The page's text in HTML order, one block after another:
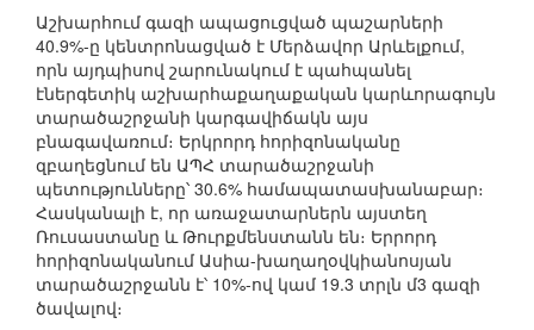
Աշխարհում գազի ապացուցված պաշարների
40.9%-ը կենտրոնացված է Մերձավոր Արևելքում,
որն այդպիսով շարունակում է պահպանել
էներգետիկ աշխարհաքաղաքական կարևորագույն
տարածաշրջանի կարգավիճակն այս
բնագավառում։ Երկրորդ հորիզոնականը
զբաղեցնում են ԱՊՀ տարածաշրջանի
պետությունները՝ 30.6% համապատասխանաբար։
Հասկանալի է, որ առաջատարներն այստեղ
Ռուսաստանը և Թուրքմենստանն են։ Երրորդ
հորիզոնականում Ասիա-խաղաղօվկիանոսյան
տարածաշրջանն է՝ 10%-ով կամ 19.3 տրլն մ3 գազի
ծավալով։